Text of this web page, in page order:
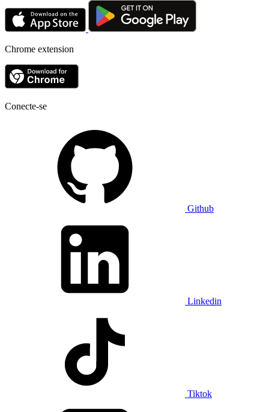
Chrome extension
Conecte-se
Github
Linkedin
Tiktok